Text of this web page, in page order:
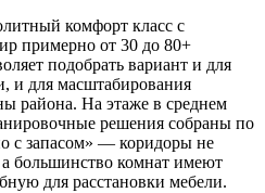
комфорт класс с
примерно от 30 до 80+
подобрать вариант и для
и для масштабирования
района. На этаже в среднем
решения собраны по
с запасом» — коридоры не
большинство комнат имеют
для расстановки мебели.